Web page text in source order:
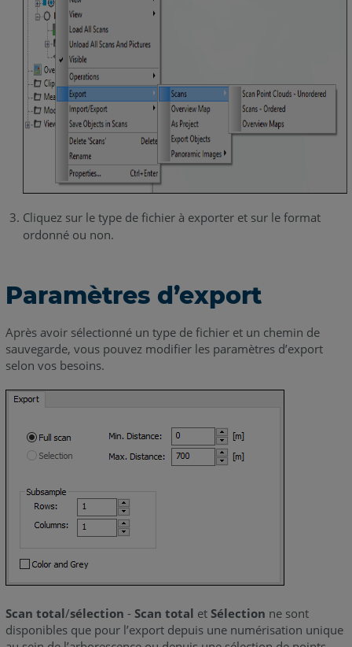
Cliquez sur le type de fichier à exporter et sur le format
ordonné ou non.
Paramètres d’export
Après avoir sélectionné un type de fichier et un chemin de
sauvegarde, vous pouvez modifier les paramètres d’export
selon vos besoins.
Scan total/sélection - Scan total et Sélection ne sont
disponibles que pour l’export depuis une numérisation unique